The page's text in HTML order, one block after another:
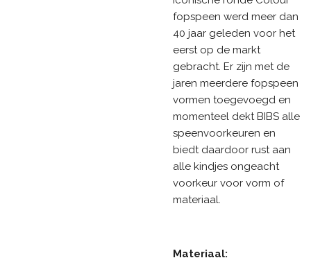
fopspeen werd meer dan
40 jaar geleden voor het
eerst op de markt
gebracht. Er zijn met de
jaren meerdere fopspeen
vormen toegevoegd en
momenteel dekt BIBS alle
speenvoorkeuren en
biedt daardoor rust aan
alle kindjes ongeacht
voorkeur voor vorm of
materiaal.
Materiaal: